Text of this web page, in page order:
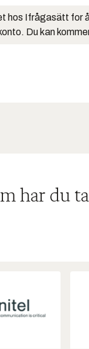
hos Ifrågasätt for
Du kan
har du